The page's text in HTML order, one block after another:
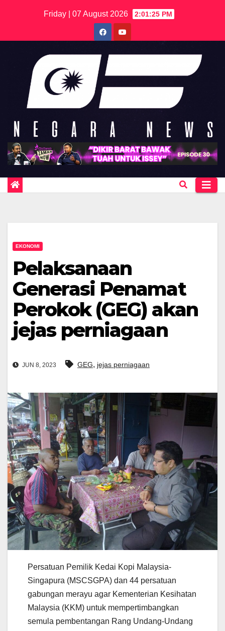
Friday | 07 August 2026 2:01:25 PM
EKONOMI
Pelaksanaan
Generasi Penamat
Perokok (GEG) akan
jejas perniagaan
JUN 8, 2023 GEG, jejas perniagaan
Persatuan Pemilik Kedai Kopi Malaysia-
Singapura (MSCSGPA) dan 44 persatuan
gabungan merayu agar Kementerian Kesihatan
Malaysia (KKM) untuk mempertimbangkan
semula pembentangan Rang Undang-Undang